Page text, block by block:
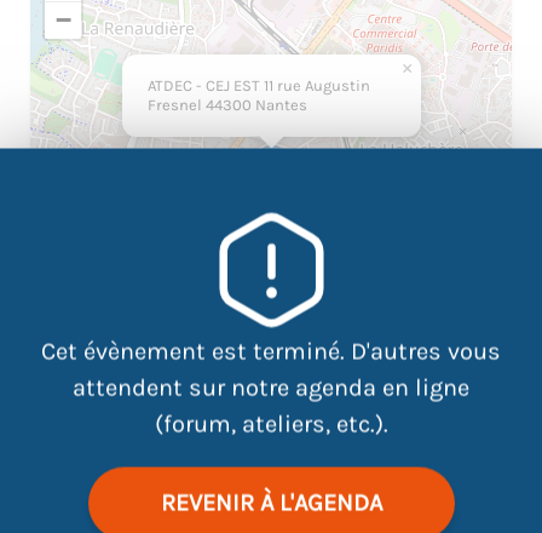
Cet évènement est terminé. D'autres vous
attendent sur notre agenda en ligne
(forum, ateliers, etc.).
REVENIR À L'AGENDA
ATDEC - CEJ EST 11 rue Augustin
Fresnel 44300 Nantes
×
−
Leaflet |©OpenStreetMap